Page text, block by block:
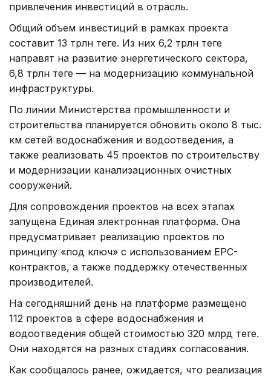
привлечения инвестиций в отрасль.
Общий объем инвестиций в рамках проекта
составит 13 трлн теңге. Из них 6,2 трлн теңге
направят на развитие энергетического сектора,
6,8 трлн теңге — на модернизацию коммунальной
инфраструктуры.
По линии Министерства промышленности и
строительства планируется обновить около 8 тыс.
км сетей водоснабжения и водоотведения, а
также реализовать 45 проектов по строительству
и модернизации канализационных очистных
сооружений.
Для сопровождения проектов на всех этапах
запущена Единая электронная платформа. Она
предусматривает реализацию проектов по
принципу «под ключ» с использованием EPC-
контрактов, а также поддержку отечественных
производителей.
На сегодняшний день на платформе размещено
112 проектов в сфере водоснабжения и
водоотведения общей стоимостью 320 млрд теңге.
Они находятся на разных стадиях согласования.
Как сообщалось ранее, ожидается, что реализация